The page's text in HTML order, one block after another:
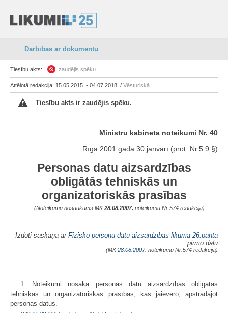
Darbības ar dokumentu
Tiesību akts: zaudējis spēku
Attēlotā redakcija: 15.05.2015. - 04.07.2018. / Vēsturiskā
Tiesību akts ir zaudējis spēku.
Ministru kabineta noteikumi Nr. 40
Rīgā 2001.gada 30.janvārī (prot. Nr.5 9.§)
Personas datu aizsardzības
obligātās tehniskās un
organizatoriskās prasības
(Noteikumu nosaukums MK28.08.2007. noteikumu Nr.574 redakcijā)
Izdoti saskaņā ar Fizisko personu datu aizsardzības likuma 26.panta
pirmo daļu
(MK28.08.2007. noteikumu Nr.574 redakcijā)
1. Noteikumi nosaka personas datu aizsardzības obligātās
tehniskās un organizatoriskās prasības, kas jāievēro, apstrādājot
personas datus.